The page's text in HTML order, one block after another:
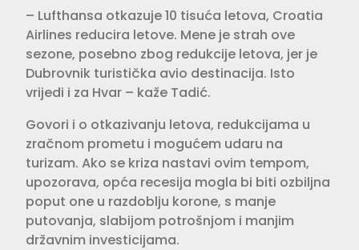
– Lufthansa otkazuje 10 tisuća letova, Croatia
Airlines reducira letove. Mene je strah ove
sezone, posebno zbog redukcije letova, jer je
Dubrovnik turistička avio destinacija. Isto
vrijedi i za Hvar – kaže Tadić.
Govori i o otkazivanju letova, redukcijama u
zračnom prometu i mogućem udaru na
turizam. Ako se kriza nastavi ovim tempom,
upozorava, opća recesija mogla bi biti ozbiljna
poput one u razdoblju korone, s manje
putovanja, slabijom potrošnjom i manjim
državnim investicijama.